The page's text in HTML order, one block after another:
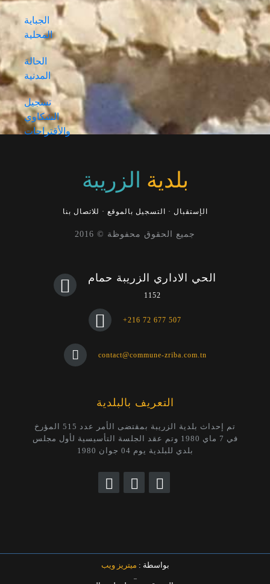
الجباية
المحلية
الحالة
المدنية
تسجيل
الشكاوي
والأقتراحات
بلدية الزريبة
للاتصال بنا · التسجيل بالموقع · الإستقبال
جميع الحقوق محفوظة © 2016
الحي الاداري الزريبة حمام
1152
+216 72 677 507
contact@commune-zriba.com.tn
التعريف بالبلدية
تم إحداث بلدية الزريبة بمقتضى الأمر عدد 515 المؤرخ
في 7 ماي 1980 وتم عقد الجلسة التأسيسية لأول مجلس
بلدي للبلدية يوم 04 جوان 1980
بواسطة : ميتريز ويب